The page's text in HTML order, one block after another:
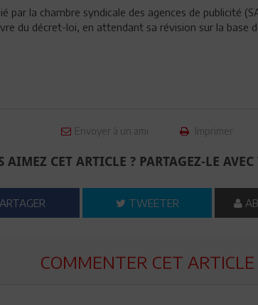
par la chambre syndicale des agences de publicité
du décret-loi, en attendant sa révision sur la base
Envoyer à un ami Imprimer
AIMEZ CET ARTICLE ? PARTAGEZ-LE
TWEETER
COMMENTER CET ARTICLE